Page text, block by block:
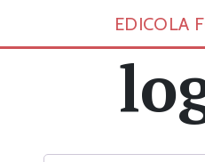
EDICOLA